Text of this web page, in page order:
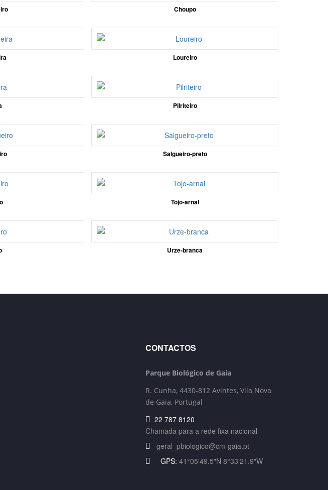
Choupo
Loureiro
Pilriteiro
Salgueiro-preto
Tojo-arnal
Urze-branca
CONTACTOS
Parque Biológico de Gaia
R. Cunha, 4430-812 Avintes, Vila Nova
de Gaia, Portugal
22 787 8120
Chamada para a rede fixa nacional
geral_pbiologico@cm-gaia.pt
GPS: 41°05'49.5"N 8°33'21.9"W